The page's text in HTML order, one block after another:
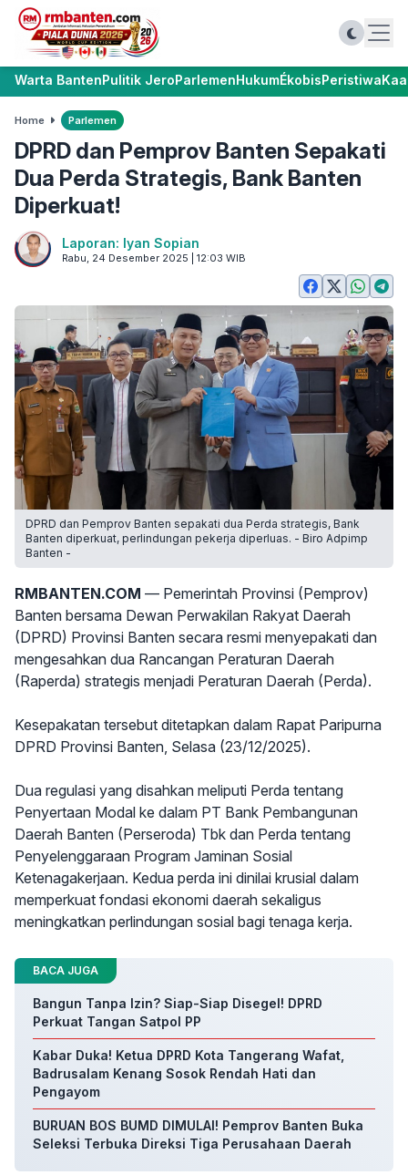
Warta BantenPulitik JeroParlemenHukumÉkobisPeristiwa
Home Parlemen
DPRD dan Pemprov Banten Sepakati
Dua Perda Strategis, Bank Banten
Diperkuat!
Laporan: Iyan Sopian
Rabu, 24 Desember 2025 | 12:03 WIB
DPRD dan Pemprov Banten sepakati dua Perda strategis, Bank
Banten diperkuat, perlindungan pekerja diperluas. - Biro Adpimp
Banten -
RMBANTEN.COM — Pemerintah Provinsi (Pemprov)
Banten bersama Dewan Perwakilan Rakyat Daerah
(DPRD) Provinsi Banten secara resmi menyepakati dan
mengesahkan dua Rancangan Peraturan Daerah
(Raperda) strategis menjadi Peraturan Daerah (Perda).
Kesepakatan tersebut ditetapkan dalam Rapat Paripurna
DPRD Provinsi Banten, Selasa (23/12/2025).
Dua regulasi yang disahkan meliputi Perda tentang
Penyertaan Modal ke dalam PT Bank Pembangunan
Daerah Banten (Perseroda) Tbk dan Perda tentang
Penyelenggaraan Program Jaminan Sosial
Ketenagakerjaan. Kedua perda ini dinilai krusial dalam
memperkuat fondasi ekonomi daerah sekaligus
meningkatkan perlindungan sosial bagi tenaga kerja.
BACA JUGA
Bangun Tanpa Izin? Siap-Siap Disegel! DPRD
Perkuat Tangan Satpol PP
Kabar Duka! Ketua DPRD Kota Tangerang Wafat,
Badrusalam Kenang Sosok Rendah Hati dan
Pengayom
BURUAN BOS BUMD DIMULAI! Pemprov Banten Buka
Seleksi Terbuka Direksi Tiga Perusahaan Daerah